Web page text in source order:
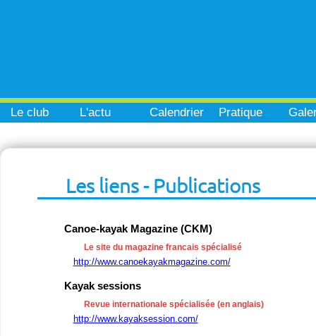
Le club L'actu Calendrier Pratique
Les liens - Publications
Canoe-kayak Magazine (CKM)
Le site du magazine francais spécialisé
http://www.canoekayakmagazine.com/
Kayak sessions
Revue internationale spécialisée (en anglais)
http://www.kayaksession.com/